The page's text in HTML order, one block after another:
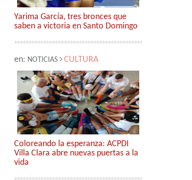
Yarima García, tres bronces que
saben a victoria en Santo Domingo
en: NOTICIAS CULTURA
Coloreando la esperanza: ACPDI
Villa Clara abre nuevas puertas a la
vida